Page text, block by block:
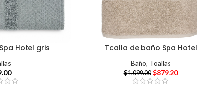
Hotel gris Toalla de baño Spa Hotel
Baño, Toallas
$1,099.00 $879.20